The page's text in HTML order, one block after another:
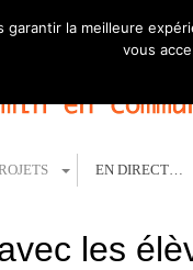
EN DIRECT…
les
garantir la meilleure
vous